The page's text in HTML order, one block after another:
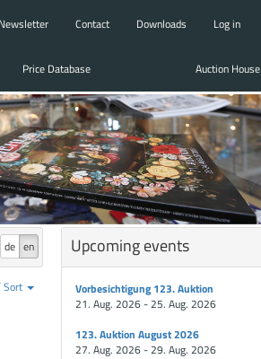
Newsletter Contact Downloads Log in
Price Database Auction House
de en
Sort
Upcoming events
Vorbesichtigung 123. Auktion
21. Aug. 2026 - 25. Aug. 2026
123. Auktion August 2026
27. Aug. 2026 - 29. Aug. 2026